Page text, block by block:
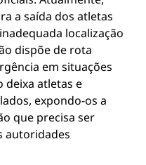
a saída dos atletas
localização
dispõe de rota
em situações
deixa atletas e
expondo-os a
que precisa ser
autoridades